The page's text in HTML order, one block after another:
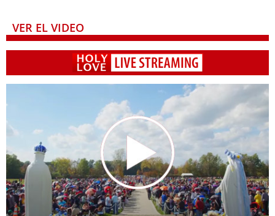
VER EL VIDEO